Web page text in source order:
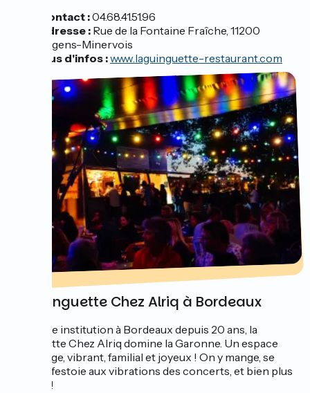
Contact :04.68.41.51.96
Adresse : Rue de la Fontaine Fraîche, 11200
Argens-Minervois
Plus d'infos :www.laguinguette-restaurant.com
La guinguette Chez Alriq à Bordeaux
Véritable institution à Bordeaux depuis 20 ans, la
guinguette Chez Alriq domine la Garonne. Un espace
d'échange, vibrant, familial et joyeux ! On y mange, se
repose, festoie aux vibrations des concerts, et bien plus
encore !